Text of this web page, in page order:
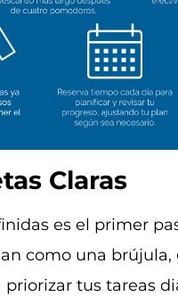
Claras
es el primer
como una
tus tareas